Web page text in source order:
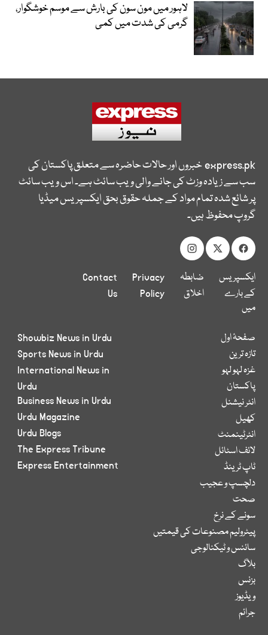
لاہور میں مون سون کی بارش سے موسم خوشگوار،
گرمی کی شدت میں کمی
express.pkخبروں اور حالات حاضرہ سے متعلق پاکستان کی
سب سے زیادہ وزٹ کی جانے والی ویب سائٹ ہے۔ اس ویب سائٹ
پر شائع شدہ تمام مواد کے جملہ حقوق بحق ایکسپریس میڈیا
گروپ محفوظ ہیں۔
ایکسپریس
کے بارے
میں
ضابطہ
اخلاق
Privacy
Policy
Contact
Us
صفحۂ اول
تازہ ترین
غزہ لہو لہو
پاکستان
انٹر نیشنل
کھیل
انٹرٹینمنٹ
لائف اسٹائل
ٹاپ ٹرینڈ
دلچسپ و عجیب
صحت
سونے کے نرخ
پیٹرولیم مصنوعات کی قیمتیں
سائنس و ٹیکنالوجی
بلاگ
بزنس
ویڈیوز
جرائم
Showbiz News in Urdu
Sports News in Urdu
International News in
Urdu
Business News in Urdu
Urdu Magazine
Urdu Blogs
The Express Tribune
Express Entertainment